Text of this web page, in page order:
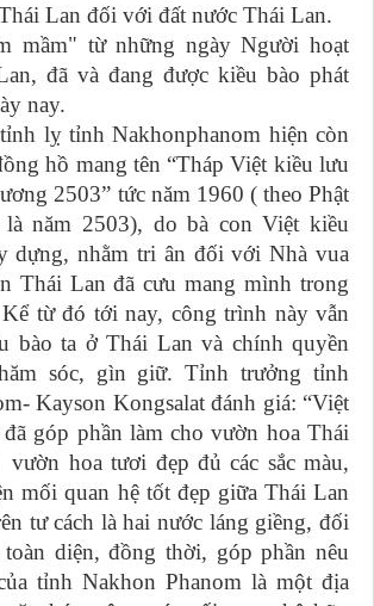
Lan đối với đất nước Thái Lan.
mầm" từ những ngày Người hoạt
đã và đang được kiều bào phát
nay.
lỵ tỉnh Nakhonphanom hiện còn
hồ mang tên “Tháp Việt kiều lưu
2503” tức năm 1960 ( theo Phật
năm 2503), do bà con Việt kiều
dựng, nhằm tri ân đối với Nhà vua
Thái Lan đã cưu mang mình trong
từ đó tới nay, công trình này vẫn
bào ta ở Thái Lan và chính quyền
sóc, gìn giữ. Tỉnh trưởng tỉnh
Kayson Kongsalat đánh giá: “Việt
góp phần làm cho vườn hoa Thái
hoa tươi đẹp đủ các sắc màu,
mối quan hệ tốt đẹp giữa Thái Lan
tư cách là hai nước láng giềng, đối
diện, đồng thời, góp phần nêu
tỉnh Nakhon Phanom là một địa